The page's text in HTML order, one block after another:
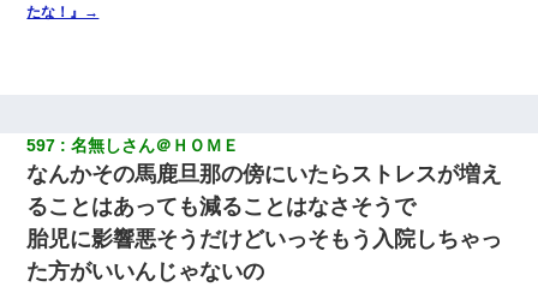
たな！』→
597 名無しさん＠ＨＯＭＥ
なんかその馬鹿旦那の傍にいたらストレスが増え
ることはあっても減ることはなさそうで
胎児に影響悪そうだけどいっそもう入院しちゃっ
た方がいいんじゃないの